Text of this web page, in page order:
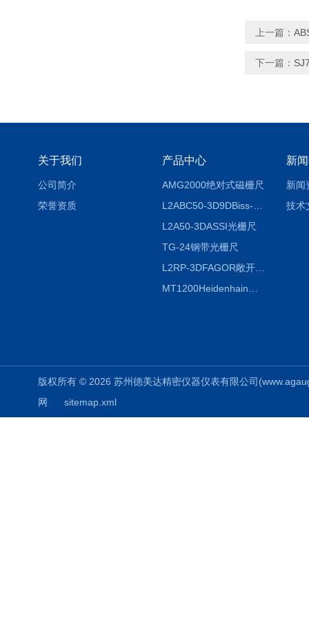
上一篇：
下一篇：
关于我们
公司简介
荣誉资质
产品中心
AMG2000绝对式磁栅尺
L2A50-3DASSI光栅尺
TG-24钢带光栅尺
L2RP-3DFAGOR敞开式光栅尺
新
新闻
技术
版权所有 © 2026 苏州德美达精密仪器仪表有限公司
网
sitemap.xml